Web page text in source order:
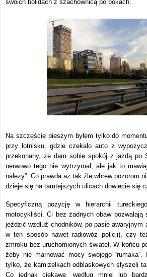
swoich bolidach z szachownicą po bokach.
Na szczęście pieszym byłem tylko do
przy lotnisku, gdzie czekało auto z
przekonany, że dam sobie spokój z jazdą po
nerwowo tego nie wytrzymał, ale jak to
należy”. Co prawda aż tak źle wbrew pozorom
dzieje się na tamtejszych ulicach dowiecie się
Specyficzną pozycję w hierarchii
motocykliści. Ci bez żadnych obaw pozwalają
jeździć wzdłuż chodników, po pasie awaryjnym
w ten sposób nawet radiowóz policji), czy
zmroku bez uruchomionych świateł. W końcu
żeby nie marnować mocy swojego “rumaka”.
tylko, że kamizelkach odblaskowych słyszeli
Co jednak ciekawe, według mniej lub